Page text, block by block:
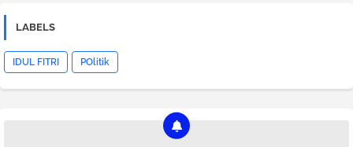
LABELS
IDUL FITRI POlitik